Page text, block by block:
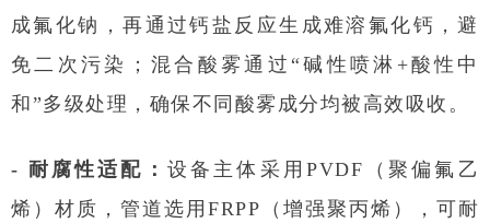
成氟化钠，再通过钙盐反应生成难溶氟化钙，避
免二次污染；混合酸雾通过“碱性喷淋+酸性中
和”多级处理，确保不同酸雾成分均被高效吸收。
- 耐腐性适配： 设备主体采用PVDF（聚偏氟乙
烯）材质，管道选用FRPP（增强聚丙烯），可耐